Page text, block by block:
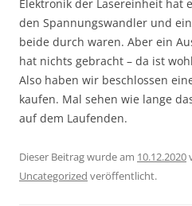
Elektronik der Lasereinheit hat
den Spannungswandler und
beide durch waren. Aber ein
hat nichts gebracht – da ist
Also haben wir beschlossen
kaufen. Mal sehen wie lange
auf dem Laufenden.
Dieser Beitrag wurde am 10.12.2020
Uncategorized veröffentlicht.